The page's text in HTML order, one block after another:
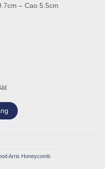
– Cao 5.5cm
Arris Honeycomb